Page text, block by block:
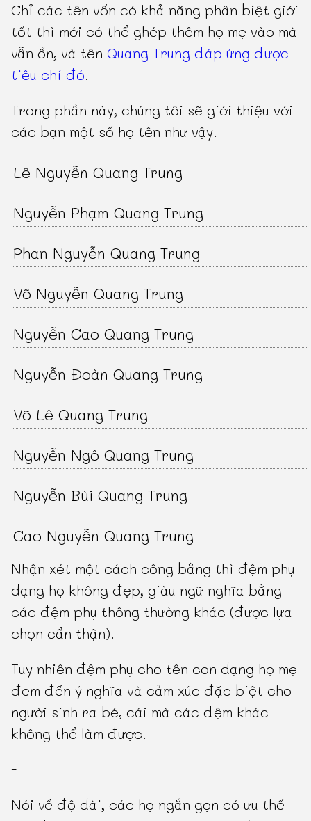
Chỉ các tên vốn có khả năng phân biệt giới
tốt thì mới có thể ghép thêm họ mẹ vào mà
vẫn ổn, và tên Quang Trung đáp ứng được
tiêu chí đó.
Trong phần này, chúng tôi sẽ giới thiệu với
các bạn một số họ tên như vậy.
Lê Nguyễn Quang Trung
Nguyễn Phạm Quang Trung
Phan Nguyễn Quang Trung
Võ Nguyễn Quang Trung
Nguyễn Cao Quang Trung
Nguyễn Đoàn Quang Trung
Võ Lê Quang Trung
Nguyễn Ngô Quang Trung
Nguyễn Bùi Quang Trung
Cao Nguyễn Quang Trung
Nhận xét một cách công bằng thì đệm phụ
dạng họ không đẹp, giàu ngữ nghĩa bằng
các đệm phụ thông thường khác (được lựa
chọn cẩn thận).
Tuy nhiên đệm phụ cho tên con dạng họ mẹ
đem đến ý nghĩa và cảm xúc đặc biệt cho
người sinh ra bé, cái mà các đệm khác
không thể làm được.
-
Nói về độ dài, các họ ngắn gọn có ưu thế